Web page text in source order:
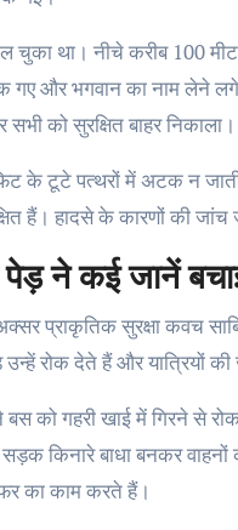
चुका था। नीचे करीब 100
गए और भगवान का नाम लेने
को सुरक्षित बाहर निकाला।
के टूटे पत्थरों में अटक न
हैं। हादसे के कारणों की जांच
ने कई जानें
प्राकृतिक सुरक्षा कवच
रोक देते हैं और यात्रियों
को गहरी खाई में गिरने से
किनारे बाधा बनकर
का काम करते हैं।